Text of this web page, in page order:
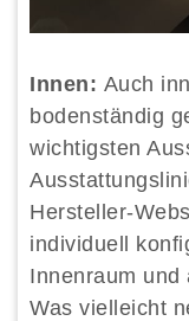
Innen: Auch
bodenständig
wichtigsten
Hersteller-
individuell
Innenraum und
Was vielleicht